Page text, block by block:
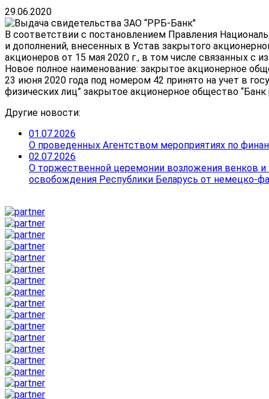
29.06.2020
В соответствии с постановлением Правления
и дополнений, внесенных в Устав закрытого
акционеров от 15 мая 2020 г., в том числе связанных с
Новое полное наименование: закрытое акционерное
23 июня 2020 года под номером 42 принято на учет в
физических лиц” закрытое акционерное общество “Банк
Другие новости:
01.07.2026
О проведенных Агентством мероприятиях по
02.07.2026
О торжественной церемонии возложения венков
освобождения Республики Беларусь от немецко-